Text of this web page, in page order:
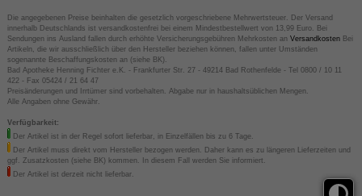
Die angegebenen Preise beinhalten die gesetzlich vorgeschriebene Mehrwertsteuer. Der Versand
innerhalb Deutschlands ist versandkostenfrei bei einem Mindestbestellwert von 13,99 Euro. Bei
Sendungen ins Ausland fallen durch erhöhte Versicherungsgebühren Mehrkosten an VersandkostenBei
Artikeln, die wir ausschließlich über den Hersteller beziehen können, fallen unter Umständen
sogenannte Beschaffungskosten an (siehe BK).
Bad Apotheke Henning Fichter e.K. - Frankfurter Str. 27 - 49214 Bad Rothenfelde - Tel 0800 / 10 11
422 - Fax 05424 / 21 64 47
Preisänderungen und Irrtümer sind vorbehalten. Abgabe nur in haushaltsüblichen Mengen.
Alle Angaben ohne Gewähr.
Verfügbarkeit:
Der Artikel ist in der Regel sofort lieferbar, in Einzelfällen bis zu 6 Tage.
Der Artikel muss direkt vom Hersteller bezogen werden. Daher kann es zu längeren Lieferzeiten und
ggf. Zusatzkosten (siehe BK) kommen. In diesem Fall werden Sie informiert.
Der Artikel ist derzeit nicht lieferbar.